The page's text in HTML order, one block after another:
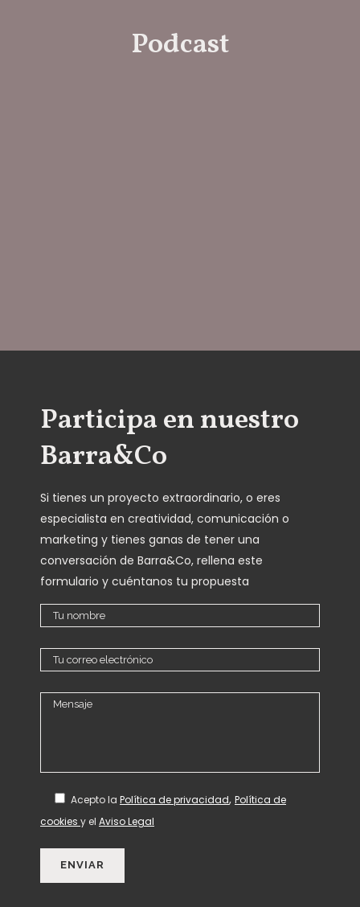
Podcast
Participa en nuestro
Barra&Co
Si tienes un proyecto extraordinario, o eres
especialista en creatividad, comunicación o
marketing y tienes ganas de tener una
conversación de Barra&Co, rellena este
formulario y cuéntanos tu propuesta
Aceptola Política de privacidad, Política de
cookies y el Aviso Legal